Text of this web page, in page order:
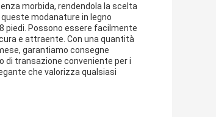
morbida, rendendola la scelta
queste modanature in legno
piedi. Possono essere facilmente
e attraente. Con una quantità
garantiamo consegne
di transazione conveniente per i
che valorizza qualsiasi